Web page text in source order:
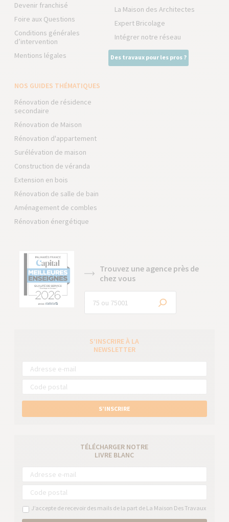
Devenir franchisé
Foire aux Questions
Conditions générales
d’intervention
Mentions légales
La Maison des Architectes
Expert Bricolage
Intégrer notre réseau
Des travaux pour les pros ?
NOS GUIDES THÉMATIQUES
Rénovation de résidence
secondaire
Rénovation de Maison
Rénovation d'appartement
Surélévation de maison
Construction de véranda
Extension en bois
Rénovation de salle de bain
Aménagement de combles
Rénovation énergétique
Trouvez une agence près de
chez vous
S’INSCRIRE À LA
NEWSLETTER
S’INSCRIRE
TÉLÉCHARGER NOTRE
LIVRE BLANC
J’accepte de recevoir des mails de la part de La Maison Des Travaux